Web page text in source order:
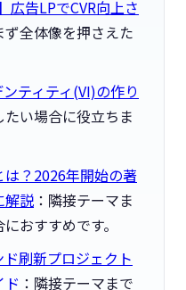
広告LPでCVR向上さ
ず全体像を押さえた
ティティ(VI)の作り
たい場合に役立ちま
？2026年開始の著
解説 ：隣接テーマま
おすすめです。
刷新プロジェクト
ド ：隣接テーマまで